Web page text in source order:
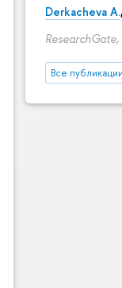
Derkacheva A.,
Все публикации